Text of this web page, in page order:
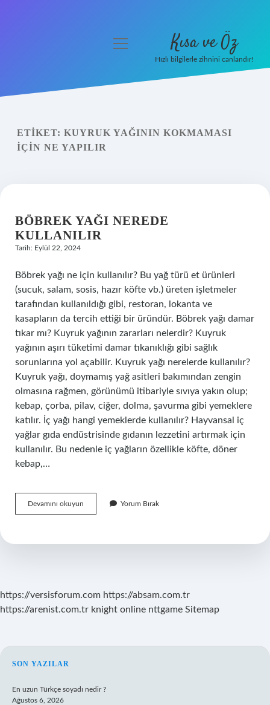
Yasal Uyarı
menüyü
Kısa ve Öz
Hızlı bilgilerle zihnini canlandır!
ETIKET: KUYRUK YAĞININ KOKMAMASI
IÇIN NE YAPILIR
BÖBREK YAĞI NEREDE
KULLANILIR
Tarih: Eylül 22, 2024
Böbrek yağı ne için kullanılır? Bu yağ türü et ürünleri
(sucuk, salam, sosis, hazır köfte vb.) üreten işletmeler
tarafından kullanıldığı gibi, restoran, lokanta ve
kasapların da tercih ettiği bir üründür. Böbrek yağı damar
tıkar mı? Kuyruk yağının zararları nelerdir? Kuyruk
yağının aşırı tüketimi damar tıkanıklığı gibi sağlık
sorunlarına yol açabilir. Kuyruk yağı nerelerde kullanılır?
Kuyruk yağı, doymamış yağ asitleri bakımından zengin
olmasına rağmen, görünümü itibariyle sıvıya yakın olup;
kebap, çorba, pilav, ciğer, dolma, şavurma gibi yemeklere
katılır. İç yağı hangi yemeklerde kullanılır? Hayvansal iç
yağlar gıda endüstrisinde gıdanın lezzetini artırmak için
kullanılır. Bu nedenle iç yağların özellikle köfte, döner
kebap,…
Devamını okuyun
Yağı
Yorum Bırak
https://versisforum.com https://absam.com.tr
https://arenist.com.tr knight online nttgame Sitemap
SIDEBAR
SON YAZILAR
En uzun Türkçe soyadı nedir ?
Ağustos 6, 2026